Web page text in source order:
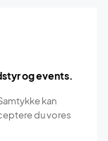
og events.
kan
du vores